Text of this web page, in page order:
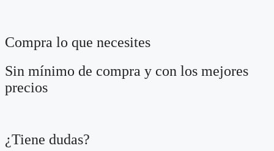
Compra lo que necesites
Sin mínimo de compra y con los mejores
precios
¿Tiene dudas?